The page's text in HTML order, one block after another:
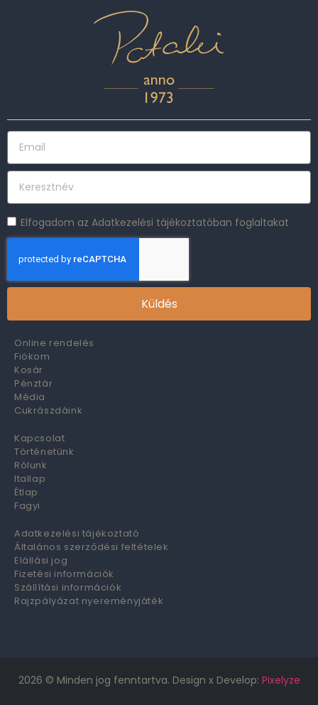
Elfogadom az Adatkezelési tájékoztatóban foglaltakat
Küldés
Online rendelés
Fiókom
Kosár
Pénztár
Média
Cukrászdáink
Kapcsolat
Történetünk
Rólunk
Itallap
Étlap
Fagyi
Adatkezelési tájékoztató
Általános szerződési feltételek
Elállási jog
Fizetési információk
Szállítási információk
Rajzpályázat nyereményjáték
2026 © Minden jog fenntartva. Design x Develop: Pixelyze